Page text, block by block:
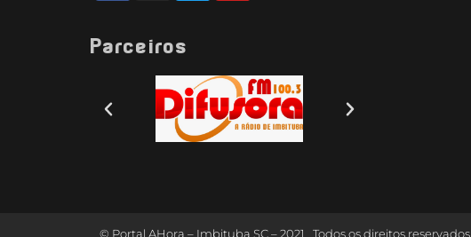
Parceiros
© Portal AHora – Imbituba SC – 2021 . Todos os direitos reservados.